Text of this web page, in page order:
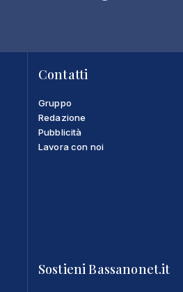
Contatti
Gruppo
Redazione
Pubblicità
Lavora con noi
Sostieni Bassanonet.it